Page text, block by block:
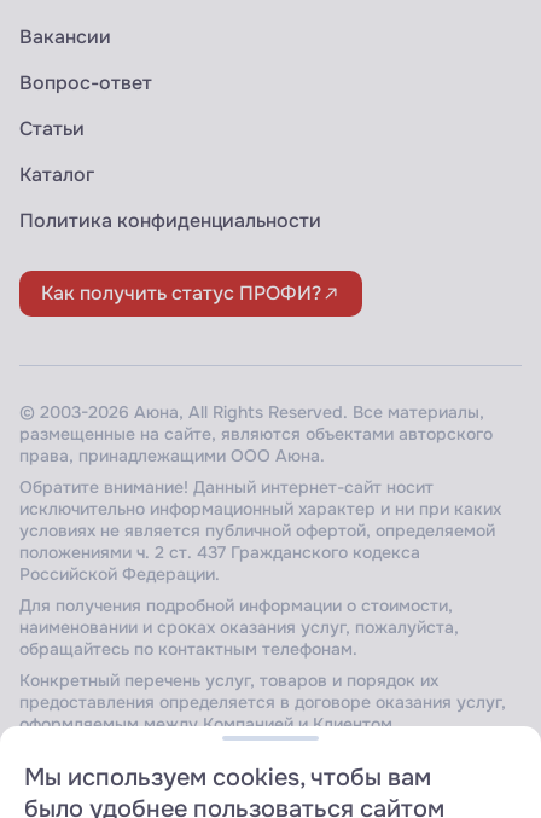
Вакансии
Вопрос-ответ
Статьи
Каталог
Политика конфиденциальности
Как получить статус ПРОФИ?
© 2003-2026 Аюна, All Rights Reserved. Все материалы,
размещенные на сайте, являются объектами авторского
права, принадлежащими ООО Аюна.
Обратите внимание! Данный интернет-сайт носит
исключительно информационный характер и ни при каких
условиях не является публичной офертой, определяемой
положениями ч. 2 ст. 437 Гражданского кодекса
Российской Федерации.
Для получения подробной информации о стоимости,
наименовании и сроках оказания услуг, пожалуйста,
обращайтесь по контактным телефонам.
Конкретный перечень услуг, товаров и порядок их
предоставления определяется в договоре оказания услуг,
оформляемым между Компанией и Клиентом.
Мы используем cookies, чтобы вам
было удобнее пользоваться сайтом